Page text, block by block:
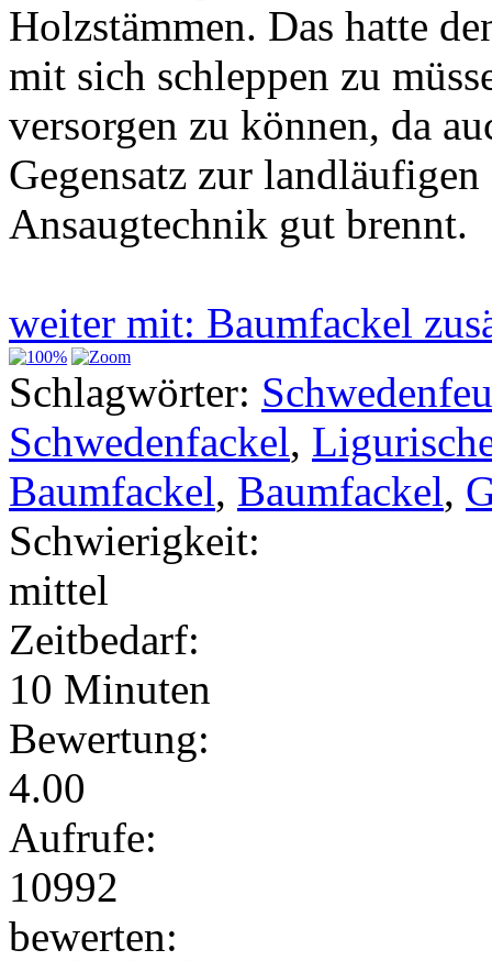
Holzstämmen. Das hatte
mit sich schleppen zu
versorgen zu können, da
Gegensatz zur
Ansaugtechnik gut brennt.
weiter mit: Baumfackel
Schlagwörter:
Schwedenfackel,
Baumfackel, Baumfackel,
Schwierigkeit:
mittel
Zeitbedarf:
10 Minuten
Bewertung:
4.00
Aufrufe:
10992
bewerten: